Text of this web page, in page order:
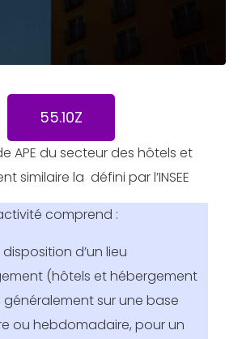
55.10Z
APE du secteur des hôtels et
similaire la défini par l’INSEE
comprend :
d’un lieu
(hôtels et hébergement
généralement sur une base
ou hebdomadaire, pour un